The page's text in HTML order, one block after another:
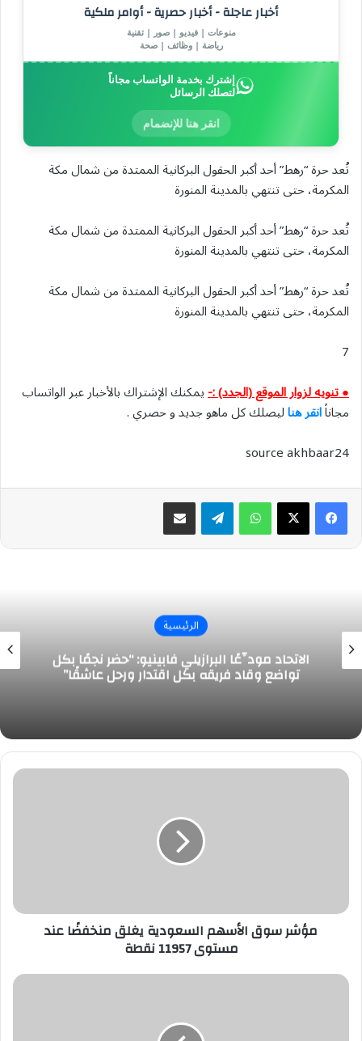
أخبار عاجلة - أخبار حصرية - أوامر ملكية
منوعات | فيديو | صور | تقنية
رياضة | وظائف | صحة
إشترك بخدمة الواتساب مجاناً
لتصلك الرسائل
انقر هنا للإنضمام
تُعد حرة “رهط” أحد أكبر الحقول البركانية الممتدة من شمال مكة
المكرمة، حتى تنتهي بالمدينة المنورة
تُعد حرة “رهط” أحد أكبر الحقول البركانية الممتدة من شمال مكة
المكرمة، حتى تنتهي بالمدينة المنورة
تُعد حرة “رهط” أحد أكبر الحقول البركانية الممتدة من شمال مكة
المكرمة، حتى تنتهي بالمدينة المنورة
7
● تنويه لزوار الموقع (الجدد) :-يمكنك الإشتراك بالأخبار عبر الواتساب
مجاناًانقر هناليصلك كل ماهو جديد و حصري .
source akhbaar24
واتسابتيلقرام مشاركة عبر البريد
الرئيسية
الاتحاد مودِّعًا البرازيلي فابينيو: “حضر نجمًا بكل
تواضع وقاد فريقه بكل اقتدار ورحل عاشقًا”
مؤشر
11957
مؤشر سوق الأسهم السعودية يغلق منخفضًا عند
مستوى 11957 نقطة
مانشيني